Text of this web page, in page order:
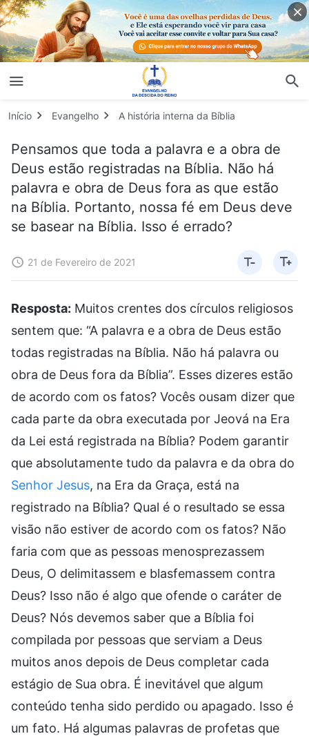
Início Evangelho A história interna da Bíblia
Pensamos que toda a palavra e a obra de
Deus estão registradas na Bíblia. Não há
palavra e obra de Deus fora as que estão
na Bíblia. Portanto, nossa fé em Deus deve
se basear na Bíblia. Isso é errado?
21 de Fevereiro de 2021
Resposta: Muitos crentes dos círculos religiosos
sentem que: “A palavra e a obra de Deus estão
todas registradas na Bíblia. Não há palavra ou
obra de Deus fora da Bíblia”. Esses dizeres estão
de acordo com os fatos? Vocês ousam dizer que
cada parte da obra executada por Jeová na Era
da Lei está registrada na Bíblia? Podem garantir
que absolutamente tudo da palavra e da obra do
Senhor Jesus, na Era da Graça, está na
registrado na Bíblia? Qual é o resultado se essa
visão não estiver de acordo com os fatos? Não
faria com que as pessoas menosprezassem
Deus, O delimitassem e blasfemassem contra
Deus? Isso não é algo que ofende o caráter de
Deus? Nós devemos saber que a Bíblia foi
compilada por pessoas que serviam a Deus
muitos anos depois de Deus completar cada
estágio de Sua obra. É inevitável que algum
conteúdo tenha sido perdido ou apagado. Isso é
um fato. Há algumas palavras de profetas que